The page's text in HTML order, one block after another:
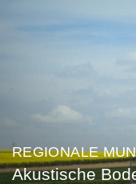
REGIONALE
Akustische